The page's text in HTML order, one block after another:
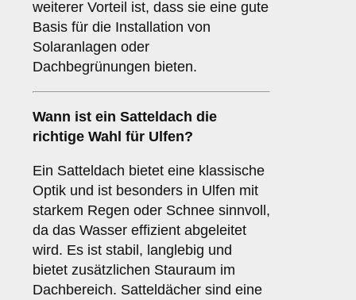
weiterer Vorteil ist, dass sie eine gute
Basis für die Installation von
Solaranlagen oder
Dachbegrünungen bieten.
Wann ist ein Satteldach die
richtige Wahl für Ulfen?
Ein Satteldach bietet eine klassische
Optik und ist besonders in Ulfen mit
starkem Regen oder Schnee sinnvoll,
da das Wasser effizient abgeleitet
wird. Es ist stabil, langlebig und
bietet zusätzlichen Stauraum im
Dachbereich. Satteldächer sind eine